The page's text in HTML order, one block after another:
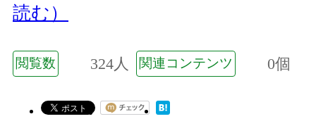
読む）
閲覧数 324人 関連コンテンツ 0個